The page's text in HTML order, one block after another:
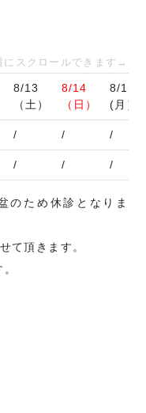
用]
約受付
い合わせ
にスクロールできます→
8/13
（土）
8/14
（日）
8/15
(月）
/ / /
/ / /
のため休診となりま
て頂きます。